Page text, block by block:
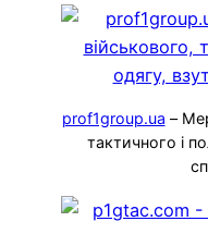
prof1group.ua –
тактичного і